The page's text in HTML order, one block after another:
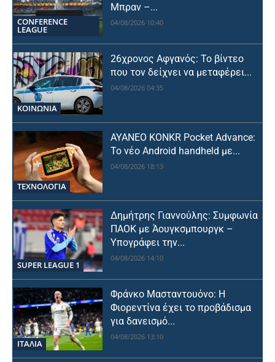
CONFERENCE
LEAGUE
Μπραν –...
04/08/2026 10:40
ΚΟΙΝΩΝΙΑ
26χρονος Αφγανός: Το βίντεο
που τον δείχνει να μεταφέρει...
04/08/2026 04:35
ΤΕΧΝΟΛΟΓΙΑ
AYANEO KONKR Pocket Advance:
Το νέο Android handheld με...
04/08/2026 18:13
SUPER LEAGUE 1
Δημήτρης Γιαννούλης: Συμφωνία
ΠΑΟΚ με Άουγκσμπουργκ –
Υπογράφει την...
04/08/2026 14:10
ΙΤΑΛΙΑ
Φράνκο Μασταντουόνο: Η
Φιορεντίνα έχει το προβάδισμα
για δανεισμό...
04/08/2026 13:10